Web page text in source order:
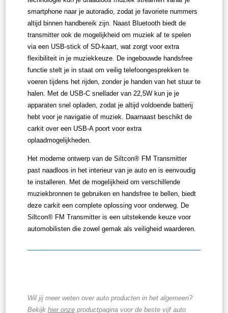
smartphone naar je autoradio, zodat je favoriete nummers
altijd binnen handbereik zijn. Naast Bluetooth biedt de
transmitter ook de mogelijkheid om muziek af te spelen
via een USB-stick of SD-kaart, wat zorgt voor extra
flexibiliteit in je muziekkeuze. De ingebouwde handsfree
functie stelt je in staat om veilig telefoongesprekken te
voeren tijdens het rijden, zonder je handen van het stuur te
halen. Met de USB-C snellader van 22,5W kun je je
apparaten snel opladen, zodat je altijd voldoende batterij
hebt voor je navigatie of muziek. Daarnaast beschikt de
carkit over een USB-A poort voor extra
oplaadmogelijkheden.
Het moderne ontwerp van de Siltcon® FM Transmitter
past naadloos in het interieur van je auto en is eenvoudig
te installeren. Met de mogelijkheid om verschillende
muziekbronnen te gebruiken en handsfree te bellen, biedt
deze carkit een complete oplossing voor onderweg. De
Siltcon® FM Transmitter is een uitstekende keuze voor
automobilisten die zowel gemak als veiligheid waarderen.
Wil jij meer weten over auto producten in het algemeen?
Bekijk hier onzeproductpagina voor de beste vijf auto